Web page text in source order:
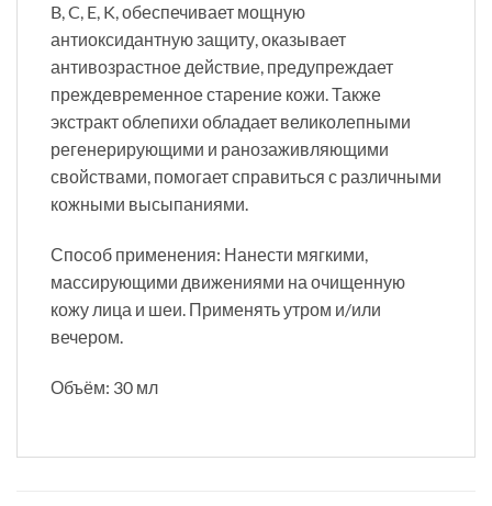
B, C, E, K, обеспечивает мощную
антиоксидантную защиту, оказывает
антивозрастное действие, предупреждает
преждевременное старение кожи. Также
экстракт облепихи обладает великолепными
регенерирующими и ранозаживляющими
свойствами, помогает справиться с различными
кожными высыпаниями.
Способ применения: Нанести мягкими,
массирующими движениями на очищенную
кожу лица и шеи. Применять утром и/или
вечером.
Объём: 30 мл